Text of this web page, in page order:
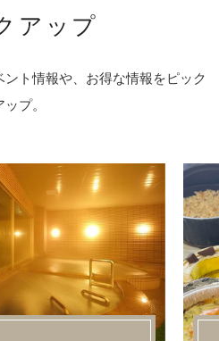
アップ
ント情報や、お得な情報をピック
ップ。